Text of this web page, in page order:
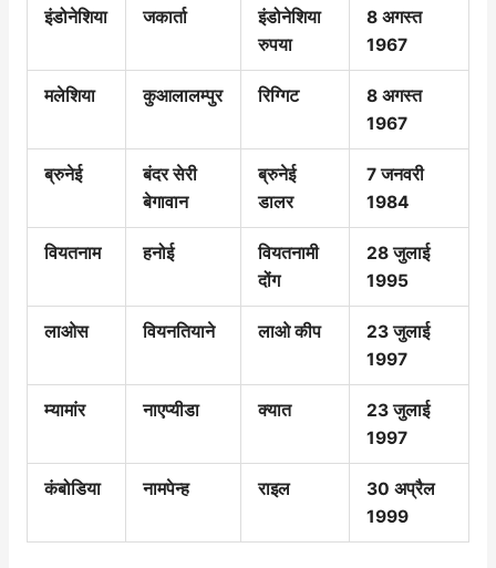
इंडोनेशिया जकार्ता
इंडोनेशिया
रुपया
8 अगस्त
1967
मलेशिया कुआलालम्पुर रिग्गिट
8 अगस्त
1967
ब्रुनेई
बंदर सेरी
बेगावान
ब्रुनेई
डालर
7 जनवरी
1984
वियतनाम हनोई
वियतनामी
दोंग
28 जुलाई
1995
लाओस वियनतियाने लाओ कीप
23 जुलाई
1997
म्यामांर नाएप्यीडा क्यात
23 जुलाई
1997
कंबोडिया नामपेन्ह राइल
30 अप्रैल
1999